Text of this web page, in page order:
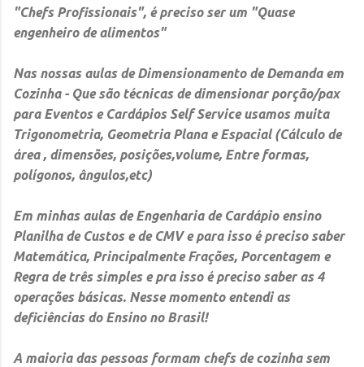
"Chefs Profissionais", é preciso ser um "Quase
engenheiro de alimentos"
Nas nossas aulas de Dimensionamento de Demanda em
Cozinha -Que são técnicas de dimensionar porção/pax
para Eventos e Cardápios Self Service usamos muita
Trigonometria, Geometria Plana e Espacial (Cálculo de
área , dimensões, posições,volume, Entre formas,
polígonos, ângulos,etc)
Em minhas aulas deEngenharia de Cardápioensino
Planilha de Custos e de CMV e para isso é preciso saber
Matemática, Principalmente Frações, Porcentagem e
Regra de três simples e pra isso é preciso saber as 4
operações básicas. Nesse momento entendi as
deficiências do Ensino no Brasil!
A maioria das pessoas formam chefs de cozinha sem